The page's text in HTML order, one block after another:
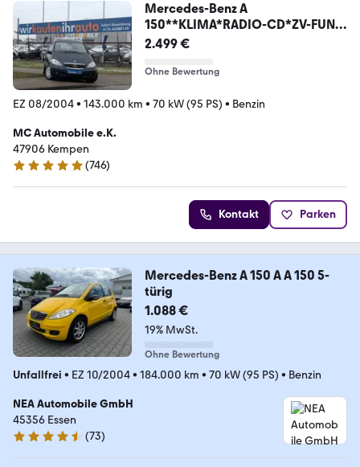
Mercedes-Benz A
150**KLIMA*RADIO-CD*ZV-FUNK
!!
2.499 €
Ohne Bewertung
EZ 08/2004• 143.000 km • 70 kW (95 PS) • Benzin
MC Automobile e.K.
47906 Kempen
4.8 Sterne
(746)
Kontakt Parken
Mercedes-Benz A 150 A A 150 5-
türig
1.088 €
19% MwSt.
Ohne Bewertung
Unfallfrei • EZ 10/2004• 184.000 km • 70 kW (95 PS) • Benzin
NEA Automobile GmbH
45356 Essen
4.6 Sterne
(73)